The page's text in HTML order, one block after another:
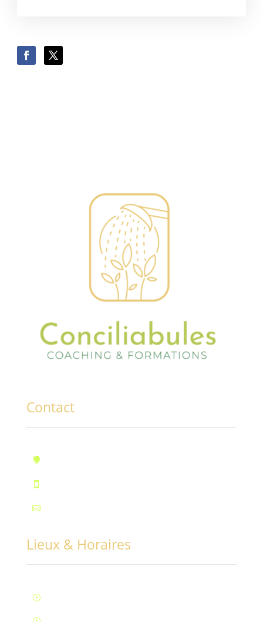
Contact



Lieux & Horaires
}